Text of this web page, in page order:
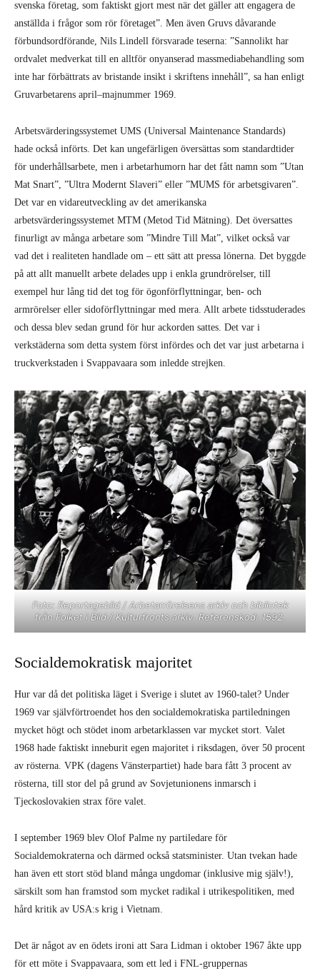
svenska företag, som faktiskt gjort mest när det gäller att engagera de
anställda i frågor som rör företaget”. Men även Gruvs dåvarande
förbundsordförande, Nils Lindell försvarade teserna: ”Sannolikt har
ordvalet medverkat till en alltför onyanserad massmediabehandling som
inte har förbättrats av bristande insikt i skriftens innehåll”, sa han enligt
Gruvarbetarens april–majnummer 1969.
Arbetsvärderingssystemet UMS (Universal Maintenance Standards)
hade också införts. Det kan ungefärligen översättas som standardtider
för underhållsarbete, men i arbetarhumorn har det fått namn som ”Utan
Mat Snart”, ”Ultra Modernt Slaveri” eller ”MUMS för arbetsgivaren”.
Det var en vidareutveckling av det amerikanska
arbetsvärderingssystemet MTM (Metod Tid Mätning). Det översattes
finurligt av många arbetare som ”Mindre Till Mat”, vilket också var
vad det i realiteten handlade om – ett sätt att pressa lönerna. Det byggde
på att allt manuellt arbete delades upp i enkla grundrörelser, till
exempel hur lång tid det tog för ögonförflyttningar, ben- och
armrörelser eller sidoförflyttningar med mera. Allt arbete tidsstuderades
och dessa blev sedan grund för hur ackorden sattes. Det var i
verkstäderna som detta system först infördes och det var just arbetarna i
truckverkstaden i Svappavaara som inledde strejken.
Foto: Reportagebild / Arbetarrörelsens arkiv och bibliotek
från Folket i Bild / Kulturfronts arkiv. Referenskod: 1592.
Socialdemokratisk majoritet
Hur var då det politiska läget i Sverige i slutet av 1960-talet? Under
1969 var självförtroendet hos den socialdemokratiska partiledningen
mycket högt och stödet inom arbetarklassen var mycket stort. Valet
1968 hade faktiskt inneburit egen majoritet i riksdagen, över 50 procent
av rösterna. VPK (dagens Vänsterpartiet) hade bara fått 3 procent av
rösterna, till stor del på grund av Sovjetunionens inmarsch i
Tjeckoslovakien strax före valet.
I september 1969 blev Olof Palme ny partiledare för
Socialdemokraterna och därmed också statsminister. Utan tvekan hade
han även ett stort stöd bland många ungdomar (inklusive mig själv!),
särskilt som han framstod som mycket radikal i utrikespolitiken, med
hård kritik av USA:s krig i Vietnam.
Det är något av en ödets ironi att Sara Lidman i oktober 1967 åkte upp
för ett möte i Svappavaara, som ett led i FNL-gruppernas